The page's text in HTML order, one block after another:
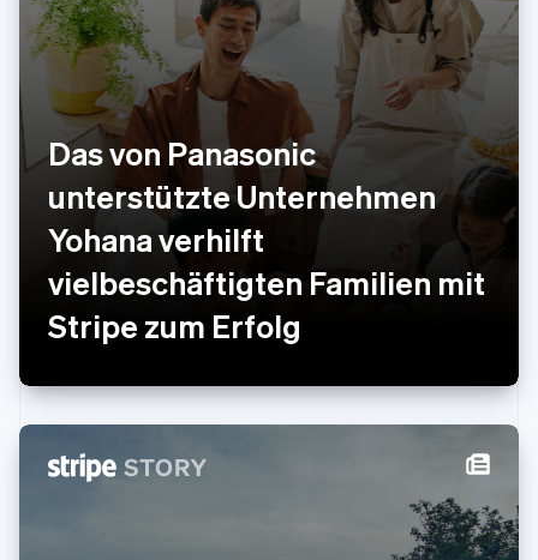
Das von Panasonic
unterstützte Unternehmen
Yohana verhilft
vielbeschäftigten Familien mit
Stripe zum Erfolg
Malta
English
Mexiko
EspañolEnglish
Neuseeland
English
Niederlande
NederlandsEnglish
Norwegen
English
DeutschEnglish
Polen
English
PortuguêsEnglish
English
Schweden
SvenskaEnglish